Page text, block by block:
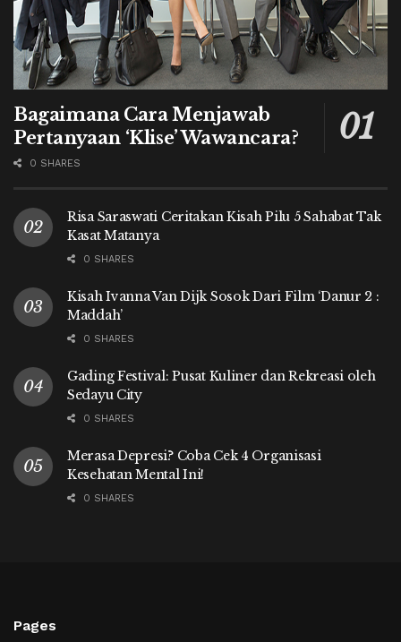
Bagaimana Cara Menjawab
Pertanyaan ‘Klise’ Wawancara?
0 SHARES
Risa Saraswati Ceritakan Kisah Pilu 5 Sahabat Tak
Kasat Matanya
0 SHARES
Kisah Ivanna Van Dijk Sosok Dari Film ‘Danur 2 :
Maddah’
0 SHARES
Gading Festival: Pusat Kuliner dan Rekreasi oleh
Sedayu City
0 SHARES
Merasa Depresi? Coba Cek 4 Organisasi
Kesehatan Mental Ini!
0 SHARES
Pages